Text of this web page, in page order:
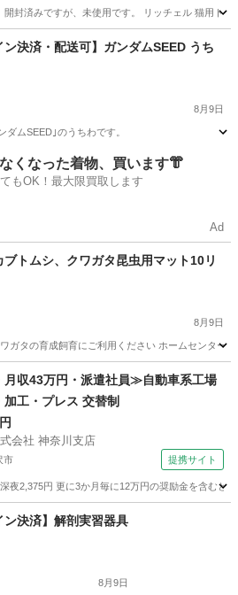
開封済みですが、未使用です。 リッチェル 猫用ト
その他
ン決済・配送可】ガンダムSEED うち
8月9日
ムSEED｣のうちわです。
その他 うちわ
なくなった着物、買います👘
もOK！最大限買取します
Ad
ブトムシ、クワガタ昆虫用マット10リ
8月9日
ガタの育成飼育にご利用ください ホームセンター
その他
収43万円・派遣社員≫自動車系工場
加工・プレス 交替制
会社 神奈川支店
市 提携サイト
夜2,375円 更に3か月毎に12万円の奨励金を含む
ン決済】解剖実習器具
8月9日